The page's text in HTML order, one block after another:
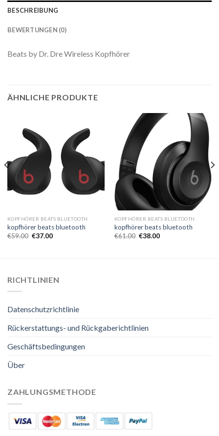
BESCHREIBUNG
BEWERTUNGEN (0)
Beats by Dr. Dre Wireless Kopfhörer
ÄHNLICHE PRODUKTE
KOPFHÖRER BEATS BLUETOOTH
kopfhörer beats bluetooth
€59.00 €37.00
KOPFHÖRER BEATS BLUETOOTH
kopfhörer beats bluetooth
€61.00 €38.00
RICHTLINIEN
Datenschutzrichtlinie
Rückerstattungs- und Rückgaberichtlinien
Geschäftsbedingungen
Über
ZAHLUNGSMETHODE